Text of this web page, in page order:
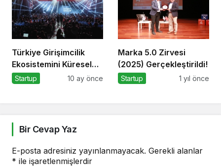
Türkiye Girişimcilik
Ekosistemini Küresel
Sahneye Taşıyan
Startup 10 ay önce
Marka 5.0 Zirvesi
(2025) Gerçekleştirildi!
Startup 1 yıl önce
Bir Cevap Yaz
E-posta adresiniz yayınlanmayacak. Gerekli alanlar
* ile işaretlenmişlerdir